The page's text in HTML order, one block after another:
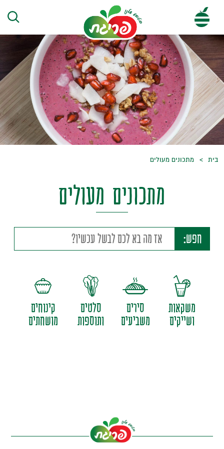
בית מתכונים מעולים
מתכונים מעולים
חפש:
משקאות
ושייקים
סירים
משביעים
סלטים
ותוספות
קינוחים
מושחתים